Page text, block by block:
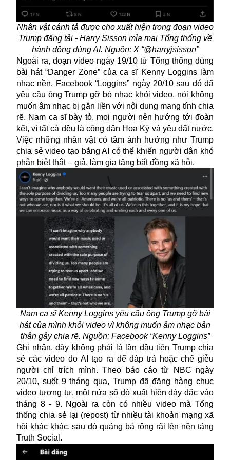
Nhân vật cánh tả được cho xuất hiện trong đoạn video
Trump đăng tải - Harry Sisson mỉa mai Tổng thống về
hành động dùng AI. Nguồn: X “@harryjsisson”
Ngoài ra, đoạn video ngày 19/10 từ Tổng thống dùng
bài hát “Danger Zone” của ca sĩ Kenny Loggins làm
nhạc nền. Facebook “Loggins” ngày 20/10 sau đó đã
yêu cầu ông Trump gỡ bỏ nhạc khỏi video, nói không
muốn âm nhạc bị gắn liền với nội dung mang tính chia
rẽ. Nam ca sĩ bày tỏ, mọi người nên hướng tới đoàn
kết, vì tất cả đều là công dân Hoa Kỳ và yêu đất nước.
Việc những nhân vật có tầm ảnh hưởng như Trump
chia sẻ video tạo bằng AI có thể khiến người dân khó
phân biệt thật – giả, làm gia tăng bất đồng xã hội.
Nam ca sĩ Kenny Loggins yêu cầu ông Trump gỡ bài
hát của mình khỏi video vì không muốn âm nhạc bản
thân gây chia rẽ. Nguồn: Facebook “Kenny Loggins”
Ghi nhận, đây không phải là lần đầu tiên Trump chia
sẻ các video do AI tạo ra để đáp trả hoặc chế giễu
người chỉ trích mình. Theo báo cáo từ NBC ngày
20/10, suốt 9 tháng qua, Trump đã đăng hàng chục
video tương tự, một nửa số đó xuất hiện dày đặc vào
tháng 8 - 9. Ngoài ra còn có nhiều video mà Tổng
thống chia sẻ lại (repost) từ nhiều tài khoản mạng xã
hội khác khác, sau đó quảng bá rộng rãi lên nền tảng
Truth Social .